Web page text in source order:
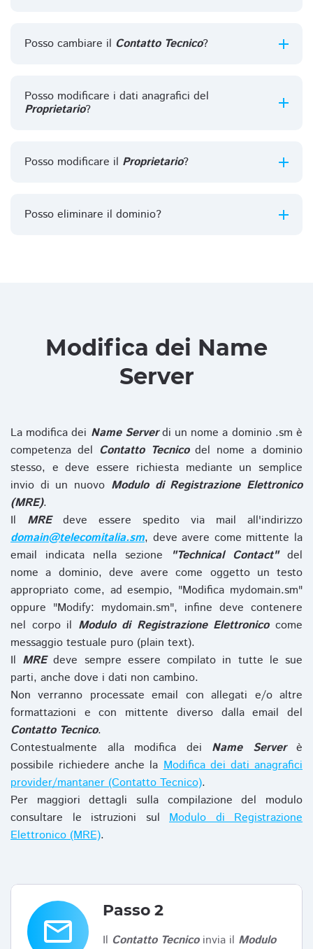
Posso cambiare il Contatto Tecnico?
Posso modificare i dati anagrafici del
Proprietario?
Posso modificare il Proprietario?
Posso eliminare il dominio?
Modifica dei Name
Server
La modifica dei Name Serverdi un nome a dominio .sm è
competenza del Contatto Tecnicodel nome a dominio
stesso, e deve essere richiesta mediante un semplice
invio di un nuovo Modulo di Registrazione Elettronico
(MRE).
Il MREdeve essere spedito via mail all'indirizzo
domain@telecomitalia.sm, deve avere come mittente la
email indicata nella sezione
"Technical Contact"del
nome a dominio, deve avere come oggetto un testo
appropriato come, ad esempio, "Modifica mydomain.sm"
oppure "Modify: mydomain.sm", infine deve contenere
nel corpo il Modulo di Registrazione Elettronicocome
messaggio testuale puro (plain text).
Il MREdeve sempre essere compilato in tutte le sue
parti, anche dove i dati non cambino.
Non verranno processate email con allegati e/o altre
formattazioni e con mittente diverso dalla email del
Contatto Tecnico.
Contestualmente alla modifica dei Name Serverè
possibile richiedere anche laModifica dei dati anagrafici
provider/mantaner (Contatto Tecnico).
Per maggiori dettagli sulla compilazione del modulo
consultare le istruzioni sul Modulo di Registrazione
Elettronico (MRE).
email
Passo 2
Il Contatto Tecnicoinvia il Modulo